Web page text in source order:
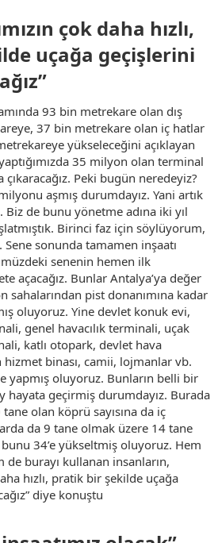
çok daha hızlı,
uçağa geçişlerini
93 bin metrekare olan dış
37 bin metrekare olan iç hatlar
yükseleceğini açıklayan
35 milyon olan terminal
Peki bugün neredeyiz?
aşmış durumdayız. Yani artık
Biz de bunu yönetme adına iki yıl
Birinci faz için söylüyorum,
sonunda tamamen inşaatı
senenin hemen ilk
açacağız. Bunlar Antalya’ya değer
sahalarından pist donanımına kadar
oluyoruz. Yine devlet konuk evi,
genel havacılık terminali, uçak
katlı otopark, devlet hava
binası, camii, lojmanlar vb.
yapmış oluyoruz. Bunların belli bir
hayata geçirmiş durumdayız. Burada
olan köprü sayısına da iç
da 9 tane olmak üzere 14 tane
34’e yükseltmiş oluyoruz. Hem
de burayı kullanan insanların,
hızlı, pratik bir şekilde uçağa
diye konuştu